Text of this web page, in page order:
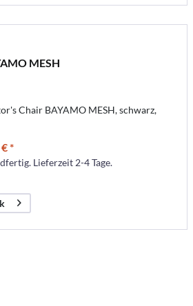
MESH
Chair BAYAMO MESH, schwarz,
*
Lieferzeit 2-4 Tage.